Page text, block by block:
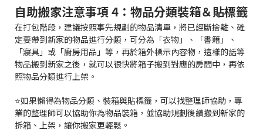
自助搬家注意事項 4：物品分類裝箱＆貼標籤
在打包階段，建議按照事先規劃的物品清單，將已經斷捨離、確
定要帶到新家的物品進行分類，可分為「衣物」、「書籍」、
「寢具」或「廚房用品」等，再於箱外標示內容物，這樣的話等
物品搬到新家之後，就可以很快將箱子搬到對應的房間中，再依
照物品分類進行上架。
⭐如果懶得為物品分類、裝箱與貼標籤，可以找整理師協助，專
業的整理師可以協助你為物品裝箱，並協助規劃後續搬到新家的
拆箱、上架，讓你搬家更輕鬆。